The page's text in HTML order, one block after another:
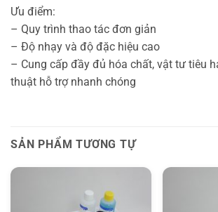
Ưu điểm:
– Quy trình thao tác đơn giản
– Độ nhạy và độ đặc hiệu cao
– Cung cấp đầy đủ hóa chất, vật tư tiêu
thuật hỗ trợ nhanh chóng
SẢN PHẨM TƯƠNG TỰ